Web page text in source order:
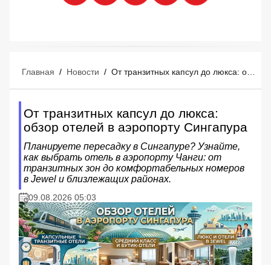
Главная / Новости /
От транзитных капсул до люкса:
обзор отелей в аэропорту Сингапура
Планируете пересадку в Сингапуре? Узнайте,
как выбрать отель в аэропорту Чанги: от
транзитных зон до комфортабельных номеров
в Jewel и близлежащих районах.
09.08.2026 05:03